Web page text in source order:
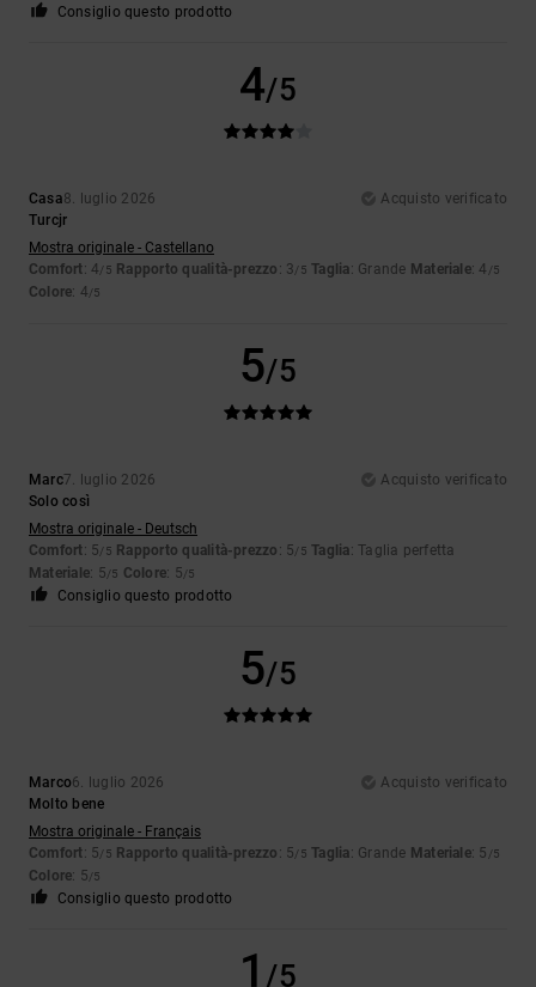
Consiglio questo prodotto
4/5
Casa8. luglio 2026
Acquisto verificato
Turcjr
Mostra originale - Castellano
Comfort: 4/5 Rapporto qualità-prezzo : 3/5 Taglia: Grande Materiale: 4 /5
Colore: 4/5
5/5
Marc7. luglio 2026
Acquisto verificato
Solo così
Mostra originale - Deutsch
Comfort: 5/5 Rapporto qualità-prezzo : 5/5 Taglia: Taglia perfetta
Materiale: 5/5 Colore: 5/5
Consiglio questo prodotto
5/5
Marco6. luglio 2026
Acquisto verificato
Molto bene
Mostra originale - Français
Comfort: 5/5 Rapporto qualità-prezzo : 5/5 Taglia: Grande Materiale: 5 /5
Colore: 5/5
Consiglio questo prodotto
1 /5